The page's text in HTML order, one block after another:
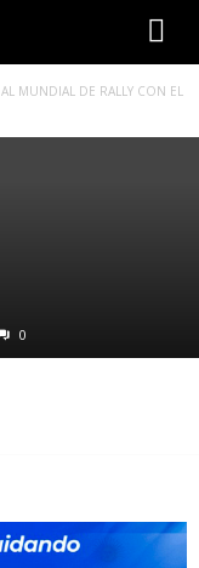
AL MUNDIAL DE RALLY CON EL
0